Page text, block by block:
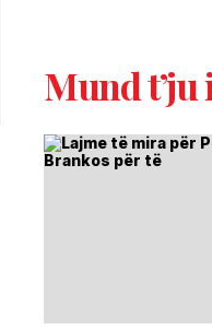
Mund t’ju